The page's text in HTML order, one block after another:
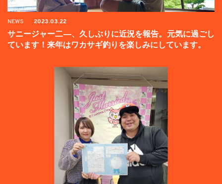
NEWS 2023.03.22
サニージャー二―、久しぶりに近況を報告。元気に過ごし
ています！来年はワカサギ釣りを楽しみにしています。